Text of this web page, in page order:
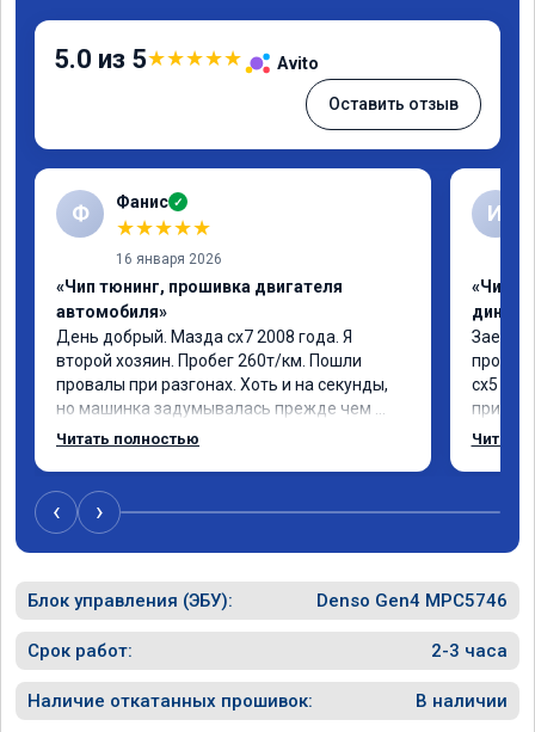
5.0 из 5★★★★★ Avito
Оставить отзыв
Ф Фанис ✓
★★★★★
16 января 2026
«Чип тюнинг, прошивка двигателя
автомобиля»
День добрый. Мазда сх7 2008 года. Я
второй хозяин. Пробег 260т/км. Пошли
провалы при разгонах. Хоть и на секунды,
но машинка задумывалась прежде чем
разогнаться. Года 4 назад удалял
людьми, решил всё таки сделать
перепрошивку. Увидел в авито ваше
объявление и решил обратиться к вам за
в работу. Знают своё дело. По времени 1,5
часа длилась процедура. Цена конечно
отличается от заявленной. Но результатом
я доволен. Машинка не едет, а летит прям.
Парням благодарность!!!!
Читать полностью
И
«Чип
Заехал
сх5
педаль
Читать
‹ ›
Блок управления (ЭБУ): Denso Gen4 MPC5746
Срок работ: 2-3 часа
Наличие откатанных прошивок: В наличии